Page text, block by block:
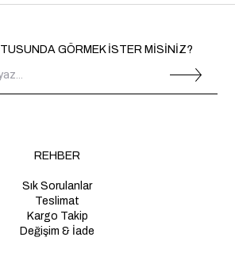
GÖRMEK İSTER MİSİNİZ?
REHBER
Sık Sorulanlar
Teslimat
Kargo Takip
Değişim & İade